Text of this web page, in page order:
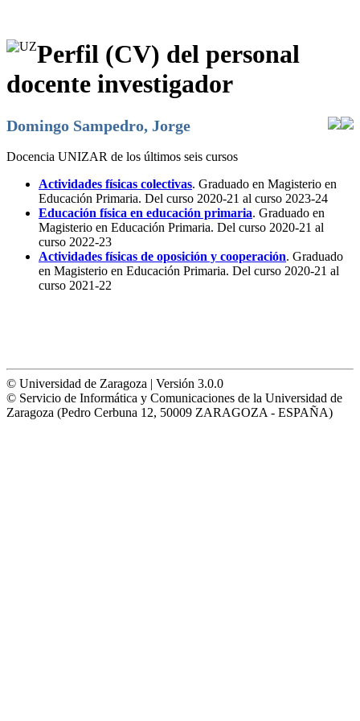
Perfil (CV) del personal
docente investigador
Domingo Sampedro, Jorge
Docencia UNIZAR de los últimos seis cursos
Actividades físicas colectivas. Graduado en Magisterio en
Educación Primaria. Del curso 2020-21 al curso 2023-24
Educación física en educación primaria. Graduado en
Magisterio en Educación Primaria. Del curso 2020-21 al
curso 2022-23
Actividades físicas de oposición y cooperación. Graduado
en Magisterio en Educación Primaria. Del curso 2020-21 al
curso 2021-22
© Universidad de Zaragoza | Versión 3.0.0
© Servicio de Informática y Comunicaciones de la Universidad de
Zaragoza (Pedro Cerbuna 12, 50009 ZARAGOZA - ESPAÑA)